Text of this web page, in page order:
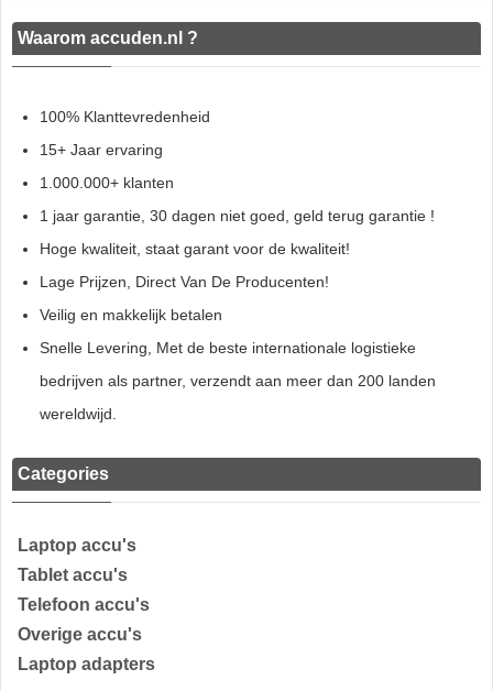
Waarom accuden.nl ?
100% Klanttevredenheid
15+ Jaar ervaring
1.000.000+ klanten
1 jaar garantie, 30 dagen niet goed, geld terug garantie !
Hoge kwaliteit, staat garant voor de kwaliteit!
Lage Prijzen, Direct Van De Producenten!
Veilig en makkelijk betalen
Snelle Levering, Met de beste internationale logistieke
bedrijven als partner, verzendt aan meer dan 200 landen
wereldwijd.
Categories
Laptop accu's
Tablet accu's
Telefoon accu's
Overige accu's
Laptop adapters